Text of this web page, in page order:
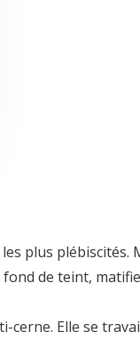
plus plébiscités.
fond de teint,
cerne. Elle se